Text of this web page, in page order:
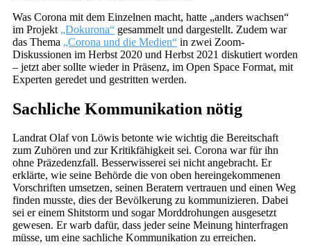
Was Corona mit dem Einzelnen macht, hatte „anders wachsen“
im Projekt „Dokurona“ gesammelt und dargestellt. Zudem war
das Thema „Corona und die Medien“ in zwei Zoom-
Diskussionen im Herbst 2020 und Herbst 2021 diskutiert worden
– jetzt aber sollte wieder in Präsenz, im Open Space Format, mit
Experten geredet und gestritten werden.
Sachliche Kommunikation nötig
Landrat Olaf von Löwis betonte wie wichtig die Bereitschaft
zum Zuhören und zur Kritikfähigkeit sei. Corona war für ihn
ohne Präzedenzfall. Besserwisserei sei nicht angebracht. Er
erklärte, wie seine Behörde die von oben hereingekommenen
Vorschriften umsetzen, seinen Beratern vertrauen und einen Weg
finden musste, dies der Bevölkerung zu kommunizieren. Dabei
sei er einem Shitstorm und sogar Morddrohungen ausgesetzt
gewesen. Er warb dafür, dass jeder seine Meinung hinterfragen
müsse, um eine sachliche Kommunikation zu erreichen.